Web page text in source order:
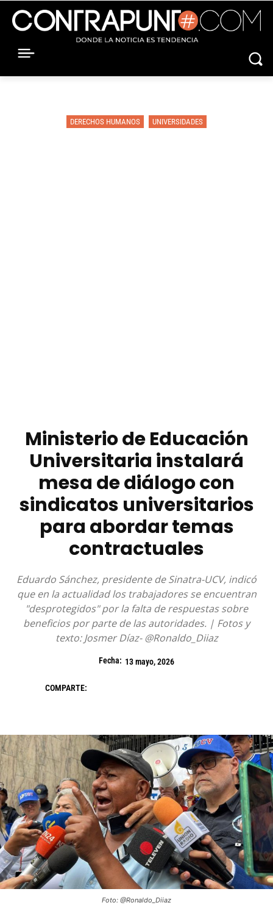
DERECHOS HUMANOS UNIVERSIDADES
Ministerio de Educación
Universitaria instalará
mesa de diálogo con
sindicatos universitarios
para abordar temas
contractuales
Eduardo Sánchez, presidente de Sinatra-UCV, indicó
que en la actualidad los trabajadores se encuentran
"desprotegidos" por la falta de respuestas sobre
beneficios por parte de las autoridades. | Fotos y
texto: Josmer Díaz- @Ronaldo_Diiaz
Fecha: 13 mayo, 2026
COMPARTE:
Foto: @Ronaldo_Diiaz